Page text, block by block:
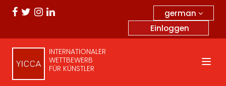
german
Einloggen
INTERNATIONALER
WETTBEWERB
FÜR KÜNSTLER